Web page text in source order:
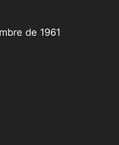
de 1961